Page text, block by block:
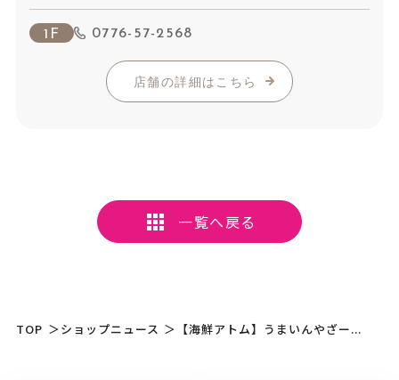
1F 0776-57-2568
店舗の詳細はこちら
一覧へ戻る
TOP ＞ショップニュース ＞ 【海鮮アトム】うまいんやざー...